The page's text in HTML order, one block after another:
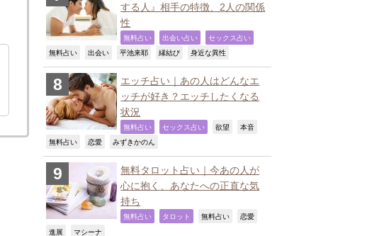
する人』相手の特徴、2人の関係
性
無料占い 出会い占い セックス占い
無料占い 出会い 平池来耶 縁結び 身近な異性
エッチ占い｜あの人はどんなエ
ッチが好き？エッチしたくなる
状況
無料占い セックス占い 欲望 本音
無料占い 恋愛 みずきかのん
無料タロット占い｜今あの人が
心に抱く、あなたへの正直な気
持ち
無料占い タロット 無料占い 恋愛
進展 マシーナ